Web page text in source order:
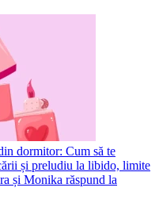
dormitor: Cum să te
și preludiu la libido, limite
și Monika răspund la